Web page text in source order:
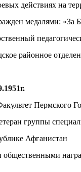
действиях на
медалями: «За
районное
Пермского
группы
Афганистан
общественными